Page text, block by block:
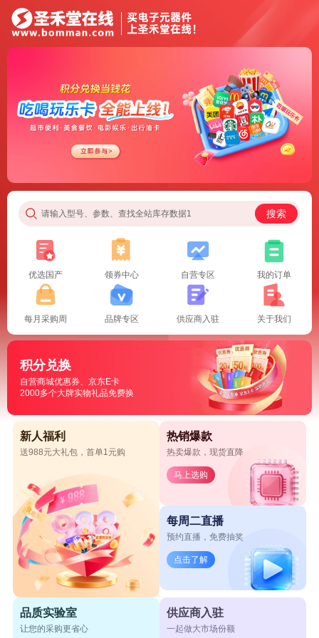
请输入型号、参数、查找全站库存数据1 搜索
优选国产 领券中心 自营专区 我的订单
每月采购周 品牌专区 供应商入驻 关于我们
积分兑换
自营商城优惠券、京东E卡
2000多个大牌实物礼品免费换
新人福利
送988元大礼包，首单1元购
热销爆款
热卖爆款，现货直降
马上选购
每周二直播
预约直播，免费抽奖
点击了解
品质实验室
让您的采购更省心
供应商入驻
一起做大市场份额